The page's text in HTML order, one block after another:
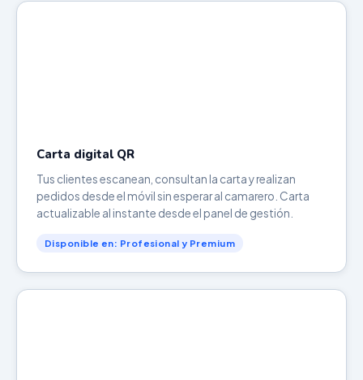
Carta digital QR
Tus clientes escanean, consultan la carta y realizan
pedidos desde el móvil sin esperar al camarero. Carta
actualizable al instante desde el panel de gestión.
Disponible en: Profesional y Premium